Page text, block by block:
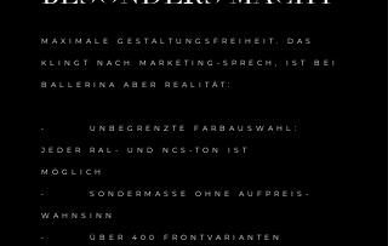
MAXIMALE GESTALTUNGSFREIHEIT. DAS
KLINGT NACH MARKETING-SPRECH, IST BEI
BALLERINA ABER REALITÄT:
• UNBEGRENZTE FARBAUSWAHL:
JEDER RAL- UND NCS-TON IST
MÖGLICH
• SONDERMASSE OHNE AUFPREIS-
WAHNSINN
• ÜBER 400 FRONTVARIANTEN